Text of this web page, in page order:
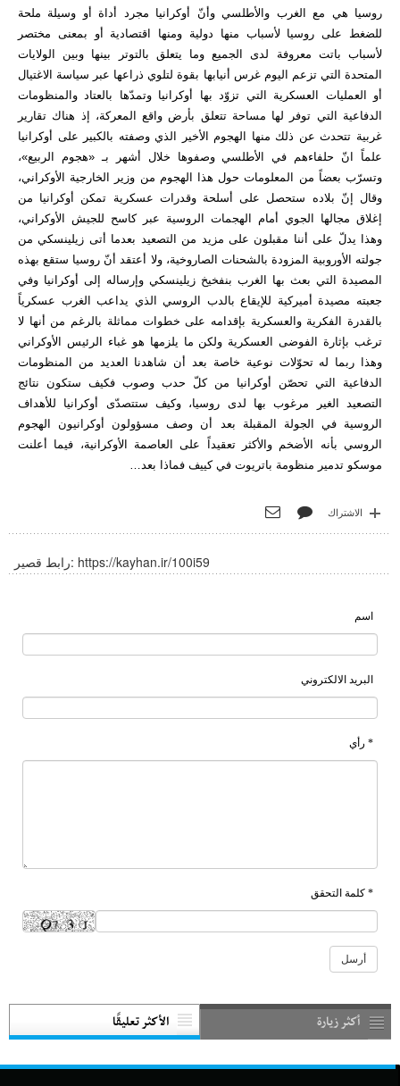
روسيا هي مع الغرب والأطلسي وأنّ أوكرانيا مجرد أداة أو وسيلة ملحة
للضغط على روسيا لأسباب منها دولية ومنها اقتصادية أو بمعنى مختصر
لأسباب باتت معروفة لدى الجميع وما يتعلق بالتوتر بينها وبين الولايات
المتحدة التي تزعم اليوم غرس أنيابها بقوة لتلوي ذراعها عبر سياسة الاغتيال
أو العمليات العسكرية التي تزوّد بها أوكرانيا وتمدّها بالعتاد والمنظومات
الدفاعية التي توفر لها مساحة تتعلق بأرض واقع المعركة، إذ هناك تقارير
غربية تتحدث عن ذلك منها الهجوم الأخير الذي وصفته بالكبير على أوكرانيا
علماً انّ حلفاءهم في الأطلسي وصفوها خلال أشهر بـ «هجوم الربيع»،
وتسرّب بعضاً من المعلومات حول هذا الهجوم من وزير الخارجية الأوكراني،
وقال إنّ بلاده ستحصل على أسلحة وقدرات عسكرية تمكن أوكرانيا من
إغلاق مجالها الجوي أمام الهجمات الروسية عبر كاسح للجيش الأوكراني،
وهذا يدلّ على أننا مقبلون على مزيد من التصعيد بعدما أتى زيلينسكي من
جولته الأوروبية المزودة بالشحنات الصاروخية، ولا أعتقد أنّ روسيا ستقع بهذه
المصيدة التي بعث بها الغرب بنفخيخ زيلينسكي وإرساله إلى أوكرانيا وفي
جعبته مصيدة أميركية للإيقاع بالدب الروسي الذي يداعب الغرب عسكرياً
بالقدرة الفكرية والعسكرية بإقدامه على خطوات مماثلة بالرغم من أنها لا
ترغب بإثارة الفوضى العسكرية ولكن ما يلزمها هو غباء الرئيس الأوكراني
وهذا ربما له تحوّلات نوعية خاصة بعد أن شاهدنا العديد من المنظومات
الدفاعية التي تحصّن أوكرانيا من كلّ حدب وصوب فكيف ستكون نتائج
التصعيد الغير مرغوب بها لدى روسيا، وكيف ستتصدّى أوكرانيا للأهداف
الروسية في الجولة المقبلة بعد أن وصف مسؤولون أوكرانيون الهجوم
الروسي بأنه الأضخم والأكثر تعقيداً على العاصمة الأوكرانية، فيما أعلنت
موسكو تدمير منظومة باتريوت في كييف فماذا بعد…
الاشتراك
رابط قصير: https://kayhan.ir/100i59
اسم
البريد الالكتروني
* رأي
* كلمة التحقق
أكثر زيارة الأكثر تعليقًا